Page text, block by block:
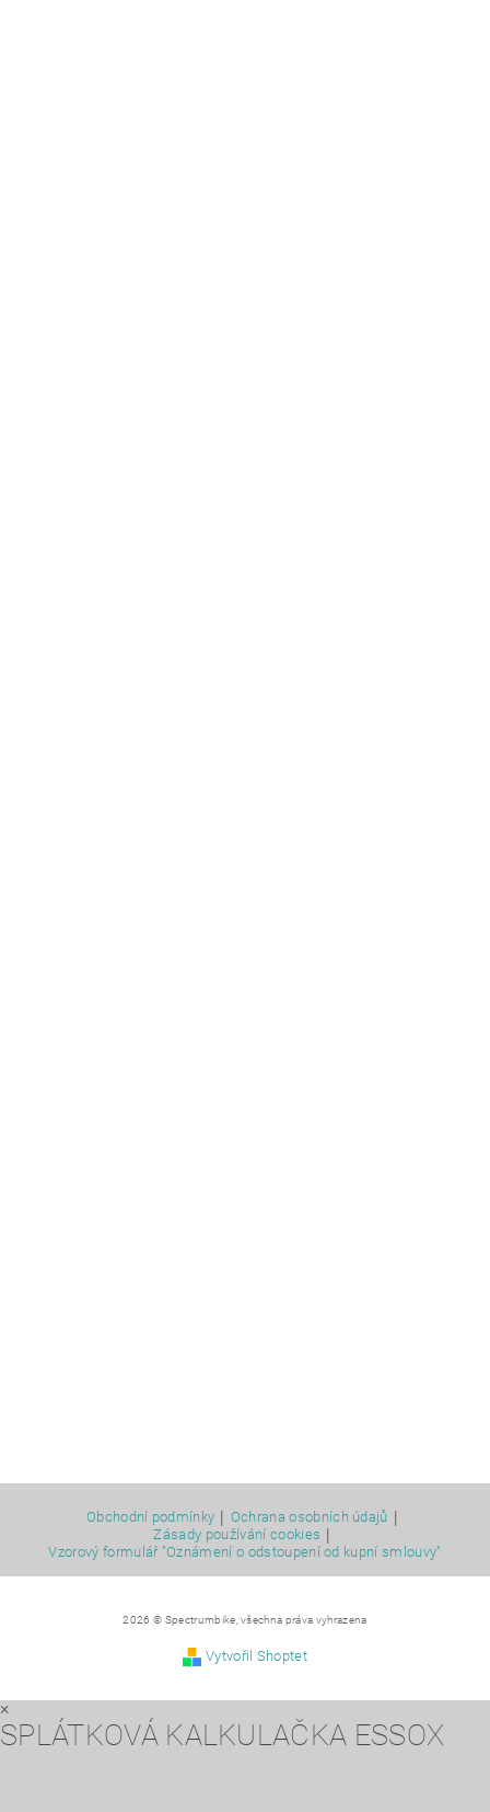
Obchodní podmínky | Ochrana osobních údajů |
Zásady používání cookies |
Vzorový formulář "Oznámení o odstoupení od kupní smlouvy"
2026 © Spectrumbike, všechna práva vyhrazena
Vytvořil Shoptet
×
SPLÁTKOVÁ KALKULAČKA ESSOX